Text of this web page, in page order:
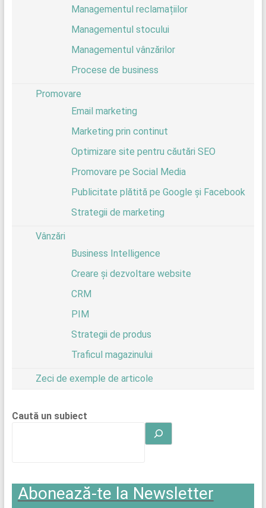
Managementul reclamațiilor
Managementul stocului
Managementul vânzărilor
Procese de business
Promovare
Email marketing
Marketing prin continut
Optimizare site pentru căutări SEO
Promovare pe Social Media
Publicitate plătită pe Google și Facebook
Strategii de marketing
Vânzări
Business Intelligence
Creare și dezvoltare website
CRM
PIM
Strategii de produs
Traficul magazinului
Zeci de exemple de articole
Caută un subiect
Abonează-te la Newsletter